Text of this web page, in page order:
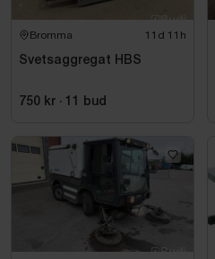
Bromma 11d 11h
Svetsaggregat HBS
750 kr · 11 bud